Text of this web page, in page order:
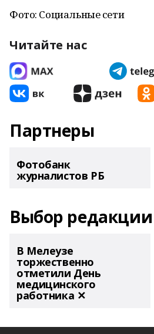
Фото: Социальные сети
Читайте нас
Партнеры
Фотобанк
журналистов РБ
Выбор редакции
В Мелеузе
торжественно
отметили День
медицинского
работника ✕